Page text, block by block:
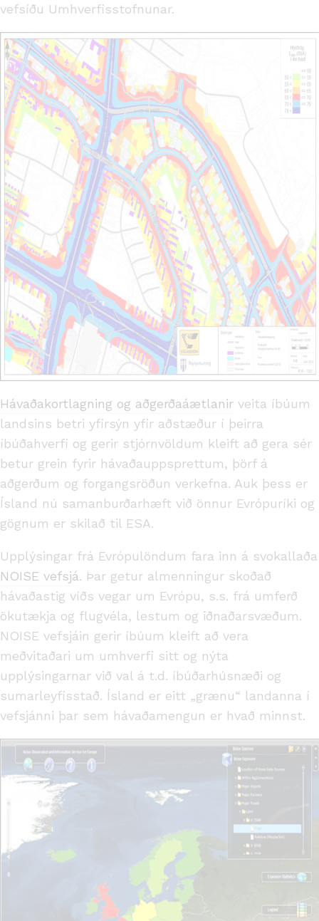
vefsíðu Umhverfisstofnunar.
Hávaðakortlagning og aðgerðaáætlanir veita íbúum
landsins betri yfirsýn yfir aðstæður í þeirra
íbúðahverfi og gerir stjórnvöldum kleift að gera sér
betur grein fyrir hávaðauppsprettum, þörf á
aðgerðum og forgangsröðun verkefna. Auk þess er
Ísland nú samanburðarhæft við önnur Evrópuríki og
gögnum er skilað til ESA.
Upplýsingar frá Evrópulöndum fara inn á svokallaða
NOISE vefsjá. Þar getur almenningur skoðað
hávaðastig víðs vegar um Evrópu, s.s. frá umferð
ökutækja og flugvéla, lestum og iðnaðarsvæðum.
NOISE vefsjáin gerir íbúum kleift að vera
meðvitaðari um umhverfi sitt og nýta
upplýsingarnar við val á t.d. íbúðarhúsnæði og
sumarleyfisstað. Ísland er eitt „grænu“ landanna í
vefsjánni þar sem hávaðamengun er hvað minnst.